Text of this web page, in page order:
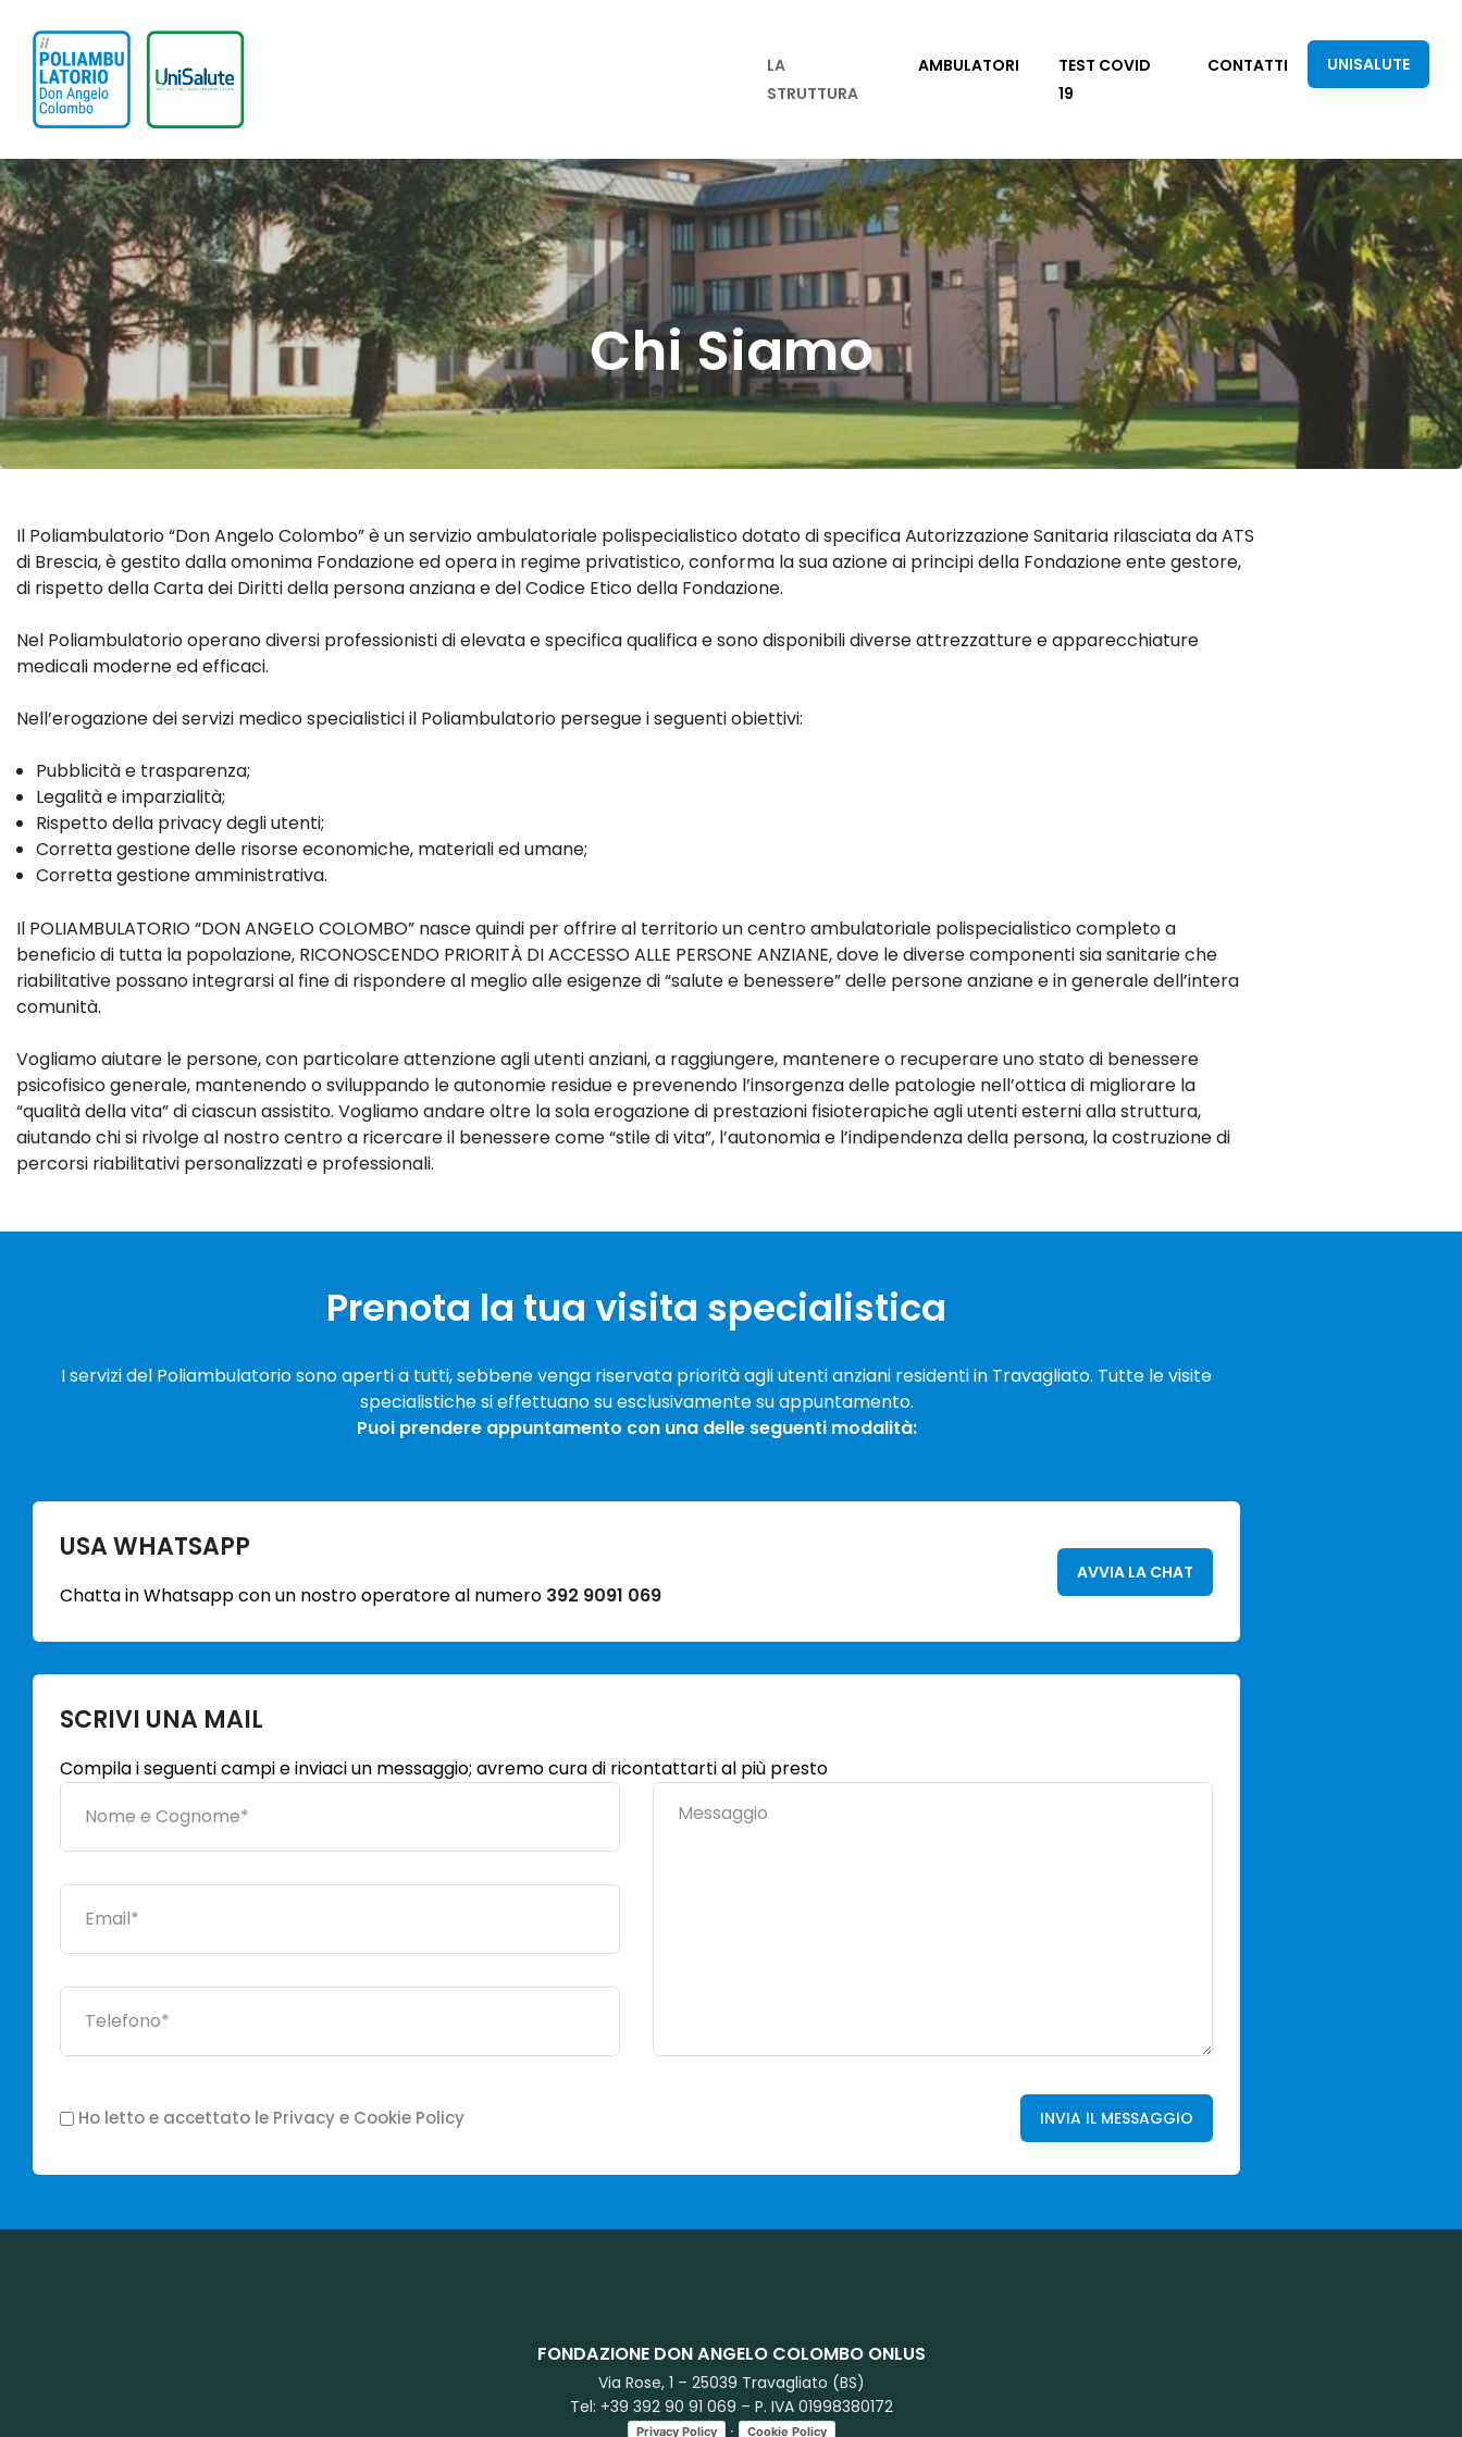
LA
STRUTTURA
AMBULATORI
TEST COVID
19
CONTATTI UNISALUTE
Chi Siamo
Il Poliambulatorio “Don Angelo Colombo” è un servizio ambulatoriale polispecialistico dotato di specifica Autorizzazione Sanitaria rilasciata da ATS
di Brescia, è gestito dalla omonima Fondazione ed opera in regime privatistico, conforma la sua azione ai principi della Fondazione ente gestore,
di rispetto della Carta dei Diritti della persona anziana e del Codice Etico della Fondazione.
Nel Poliambulatorio operano diversi professionisti di elevata e specifica qualifica e sono disponibili diverse attrezzatture e apparecchiature
medicali moderne ed efficaci.
Nell’erogazione dei servizi medico specialistici il Poliambulatorio persegue i seguenti obiettivi:
Pubblicità e trasparenza;
Legalità e imparzialità;
Rispetto della privacy degli utenti;
Corretta gestione delle risorse economiche, materiali ed umane;
Corretta gestione amministrativa.
Il POLIAMBULATORIO “DON ANGELO COLOMBO” nasce quindi per offrire al territorio un centro ambulatoriale polispecialistico completo a
beneficio di tutta la popolazione, RICONOSCENDO PRIORITÀ DI ACCESSO ALLE PERSONE ANZIANE, dove le diverse componenti sia sanitarie che
riabilitative possano integrarsi al fine di rispondere al meglio alle esigenze di “salute e benessere” delle persone anziane e in generale dell’intera
comunità.
Vogliamo aiutare le persone, con particolare attenzione agli utenti anziani, a raggiungere, mantenere o recuperare uno stato di benessere
psicofisico generale, mantenendo o sviluppando le autonomie residue e prevenendo l’insorgenza delle patologie nell’ottica di migliorare la
“qualità della vita” di ciascun assistito. Vogliamo andare oltre la sola erogazione di prestazioni fisioterapiche agli utenti esterni alla struttura,
aiutando chi si rivolge al nostro centro a ricercare il benessere come “stile di vita”, l’autonomia e l’indipendenza della persona, la costruzione di
percorsi riabilitativi personalizzati e professionali.
Prenota la tua visita specialistica
I servizi del Poliambulatorio sono aperti a tutti, sebbene venga riservata priorità agli utenti anziani residenti in Travagliato. Tutte le visite
specialistiche si effettuano su esclusivamente su appuntamento.
Puoi prendere appuntamento con una delle seguenti modalità:
USA WHATSAPP
Chatta in Whatsapp con un nostro operatore al numero 392 9091 069
AVVIA LA CHAT
SCRIVI UNA MAIL
Compila i seguenti campi e inviaci un messaggio; avremo cura di ricontattarti al più presto
Ho letto e accettato le Privacy e Cookie Policy
FONDAZIONE DON ANGELO COLOMBO ONLUS
Via Rose, 1 – 25039 Travagliato (BS)
Tel: +39 392 90 91 069 – P. IVA 01998380172
Privacy Policy ∙ Cookie Policy